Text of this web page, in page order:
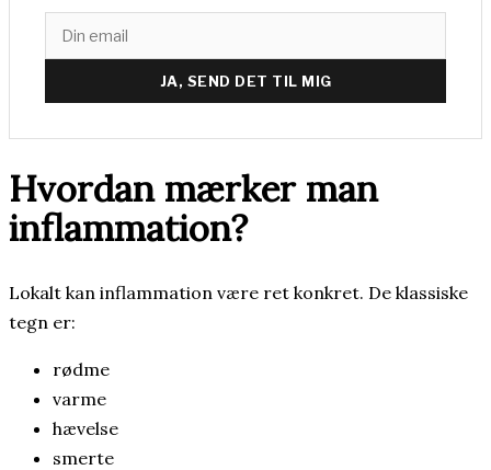
JA, SEND DET TIL MIG
Hvordan mærker man
inflammation?
Lokalt kan inflammation være ret konkret. De klassiske
tegn er:
rødme
varme
hævelse
smerte